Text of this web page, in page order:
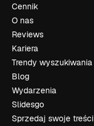
Cennik
O nas
Reviews
Kariera
Trendy wyszukiwania
Blog
Wydarzenia
Slidesgo
Sprzedaj swoje treści